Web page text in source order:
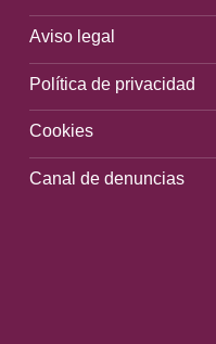
Aviso legal
Política de privacidad
Cookies
Canal de denuncias